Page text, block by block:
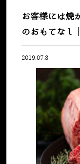
お客様には焼
のおもてなし
2019.07.3